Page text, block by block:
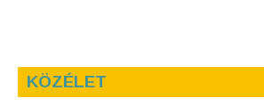
KÖZÉLET